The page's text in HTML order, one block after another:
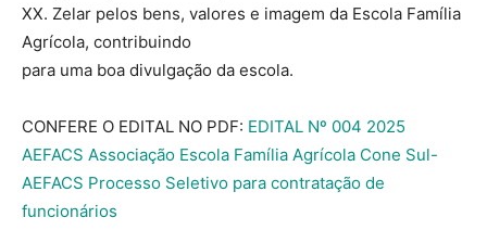
XX. Zelar pelos bens, valores e imagem da Escola Família
Agrícola, contribuindo
para uma boa divulgação da escola.
CONFERE O EDITAL NO PDF: EDITAL Nº 004 2025
AEFACS Associação Escola Família Agrícola Cone Sul-
AEFACS Processo Seletivo para contratação de
funcionários